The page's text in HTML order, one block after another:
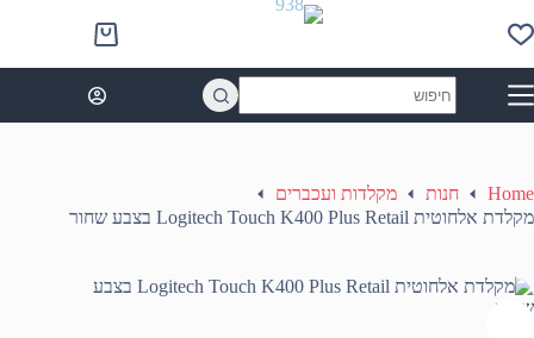
to
content
Shopping
cart
results
Home חנות
מקלדות ועכברים
מקלדת אלחוטית Logitech Touch K400 Plus Retail בצבע שחור